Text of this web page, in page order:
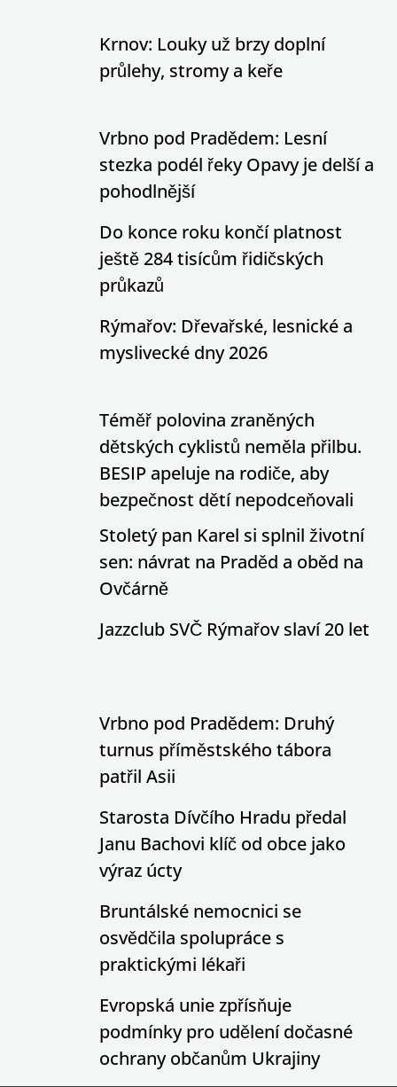
Krnov: Louky už brzy doplní
průlehy, stromy a keře
Vrbno pod Pradědem: Lesní
stezka podél řeky Opavy je delší a
pohodlnější
Do konce roku končí platnost
ještě 284 tisícům řidičských
průkazů
Rýmařov: Dřevařské, lesnické a
myslivecké dny 2026
Téměř polovina zraněných
dětských cyklistů neměla přilbu.
BESIP apeluje na rodiče, aby
bezpečnost dětí nepodceňovali
Stoletý pan Karel si splnil životní
sen: návrat na Praděd a oběd na
Ovčárně
Jazzclub SVČ Rýmařov slaví 20 let
Vrbno pod Pradědem: Druhý
turnus příměstského tábora
patřil Asii
Starosta Dívčího Hradu předal
Janu Bachovi klíč od obce jako
výraz úcty
Bruntálské nemocnici se
osvědčila spolupráce s
praktickými lékaři
Evropská unie zpřísňuje
podmínky pro udělení dočasné
ochrany občanům Ukrajiny